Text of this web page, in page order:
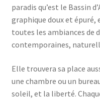
paradis qu’est le Bassin
graphique doux et
toutes les ambiances de
contemporaines,
Elle trouvera sa place
une chambre ou un
soleil, et la liberté.